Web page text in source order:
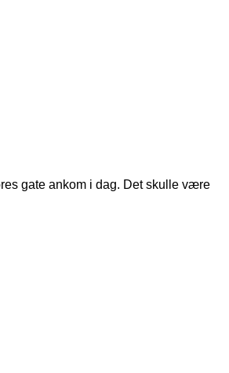
gate ankom i dag. Det skulle være